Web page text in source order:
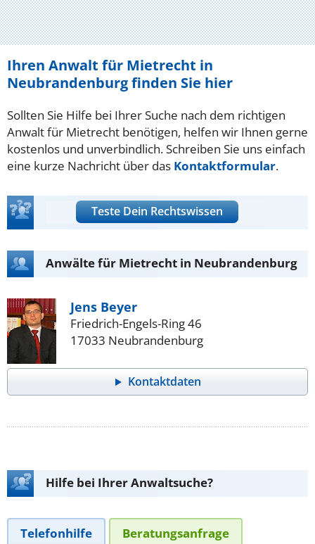
Ihren Anwalt für Mietrecht in
Neubrandenburg finden Sie hier
Sollten Sie Hilfe bei Ihrer Suche nach dem richtigen
Anwalt für Mietrecht benötigen, helfen wir Ihnen gerne
kostenlos und unverbindlich. Schreiben Sie uns einfach
eine kurze Nachricht über das Kontaktformular.
Teste Dein Rechtswissen
Anwälte für Mietrecht in Neubrandenburg
Jens Beyer
Friedrich-Engels-Ring 46
17033 Neubrandenburg
Kontaktdaten
Hilfe bei Ihrer Anwaltsuche?
Telefonhilfe Beratungsanfrage